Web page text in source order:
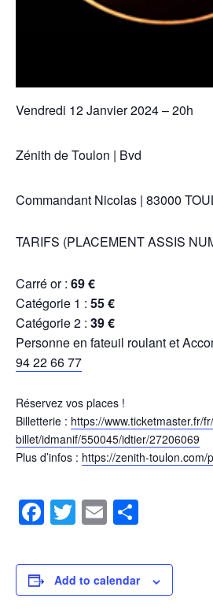
Vendredi 12 Janvier 2024 – 20h
Zénith de Toulon | Bvd
Commandant Nicolas | 83000
TARIFS (PLACEMENT ASSIS
Carré or : 69 €
Catégorie 1 : 55 €
Catégorie 2 : 39 €
Personne en fateuil roulant et
94 22 66 77
Réservez vos places !
Billetterie : https://www.ticketmaster.fr/
billet/idmanif/550045/idtier/27206069
Plus d’infos : https://zenith-toulon.com/
Facebook
Twitter
Email
Add to calendar